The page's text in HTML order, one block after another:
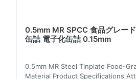
0.5mm MR SPCC 食品グレー
缶詰 電子化缶詰 0.15mm
0.5mm MR Steel Tinplate Food-
Material Product Specifications